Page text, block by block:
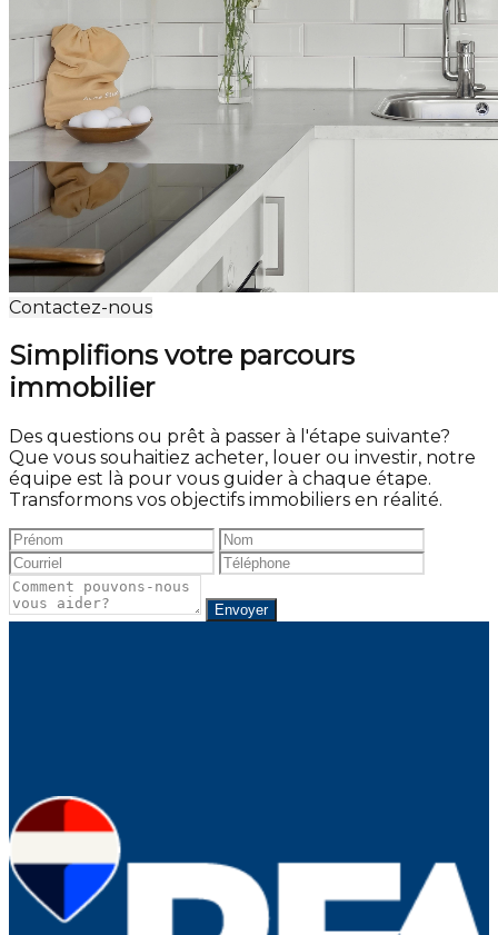
Contactez-nous
Simplifions votre parcours
immobilier
Des questions ou prêt à passer à l'étape suivante?
Que vous souhaitiez acheter, louer ou investir, notre
équipe est là pour vous guider à chaque étape.
Transformons vos objectifs immobiliers en réalité.
Envoyer